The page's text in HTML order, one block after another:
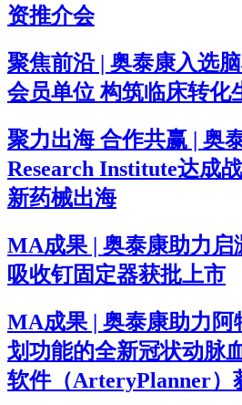
资推介会
聚焦前沿 | 奥泰康入选
会员单位 构筑临床转化
聚力出海 合作共赢 | 奥
Research Institute达成
新药械出海
MA成果 | 奥泰康助力启
吸收钉固定器获批上市
MA成果 | 奥泰康助力阿
划功能的全新冠状动脉
软件（ArteryPlanner）